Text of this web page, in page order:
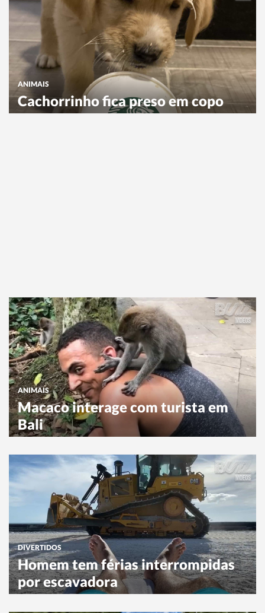
ANIMAIS
Cachorrinho fica preso em copo
ANIMAIS
Macaco interage com turista em
Bali
DIVERTIDOS
Homem tem férias interrompidas
por escavadora